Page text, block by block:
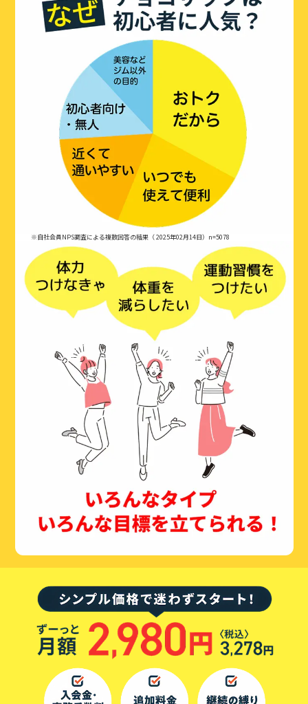
※自社会員NPS調査による複数回答の結果（ 2025年02月14日）n=5078